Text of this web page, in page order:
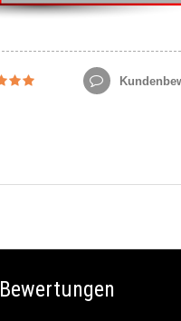
Bewertungen